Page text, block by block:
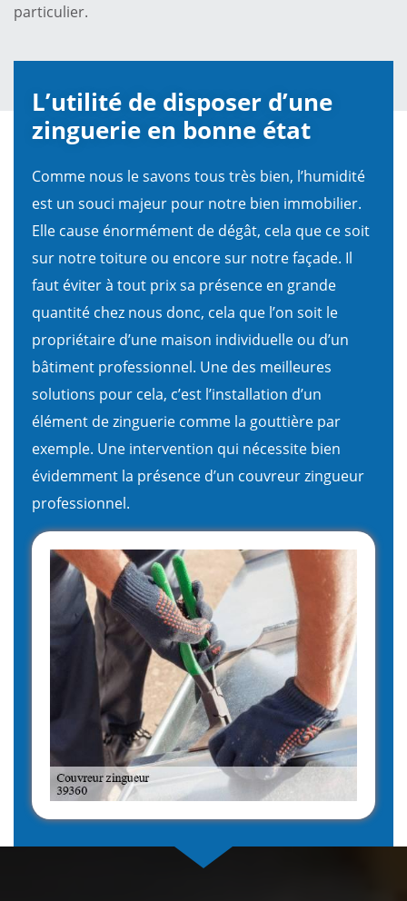
particulier.
L’utilité de disposer d’une
zinguerie en bonne état
Comme nous le savons tous très bien, l’humidité
est un souci majeur pour notre bien immobilier.
Elle cause énormément de dégât, cela que ce soit
sur notre toiture ou encore sur notre façade. Il
faut éviter à tout prix sa présence en grande
quantité chez nous donc, cela que l’on soit le
propriétaire d’une maison individuelle ou d’un
bâtiment professionnel. Une des meilleures
solutions pour cela, c’est l’installation d’un
élément de zinguerie comme la gouttière par
exemple. Une intervention qui nécessite bien
évidemment la présence d’un couvreur zingueur
professionnel.